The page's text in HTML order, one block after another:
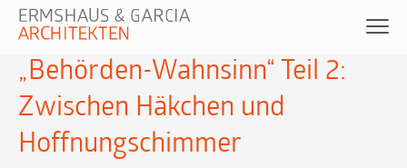
„Behörden-Wahnsinn“ Teil 2:
Zwischen Häkchen und
Hoffnungschimmer